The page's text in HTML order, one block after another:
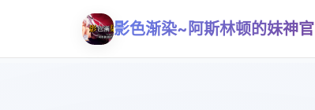
影色渐染~阿斯林顿的妹神官